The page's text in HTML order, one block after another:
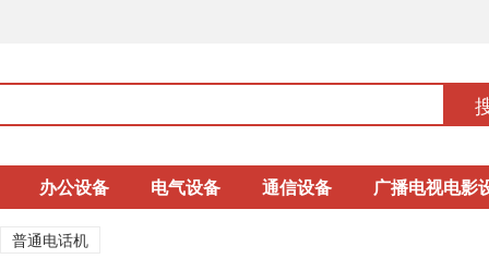
办公设备 电气设备 通信设备 广播电视电影
普通电话机